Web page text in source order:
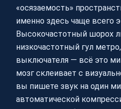
«осязаемость»
именно здесь чаще всего
Высокочастотный шорох
низкочастотный гул
выключателя — всё это
мозг склеивает с
вы пишете звук на один
автоматической